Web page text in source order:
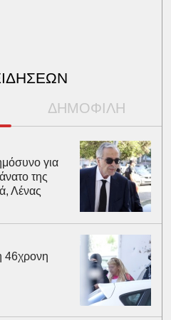
ΔΗΜΟΦΙΛΗ
για
της
Λένας
46χρονη